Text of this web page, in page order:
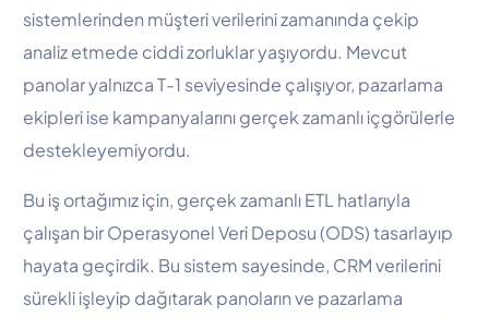
sistemlerinden müşteri verilerini zamanında çekip
analiz etmede ciddi zorluklar yaşıyordu. Mevcut
panolar yalnızca T-1 seviyesinde çalışıyor, pazarlama
ekipleri ise kampanyalarını gerçek zamanlı içgörülerle
destekleyemiyordu.
Bu iş ortağımız için, gerçek zamanlı ETL hatlarıyla
çalışan bir Operasyonel Veri Deposu (ODS) tasarlayıp
hayata geçirdik. Bu sistem sayesinde, CRM verilerini
sürekli işleyip dağıtarak panoların ve pazarlama